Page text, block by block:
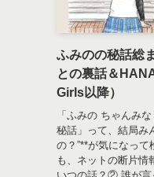
ふみのの秘話総
との裏話＆
Girls以降）
「ふみの ちゃんみ
秘話」って、結局み
の？”**が気になっ
も、ネットの断片